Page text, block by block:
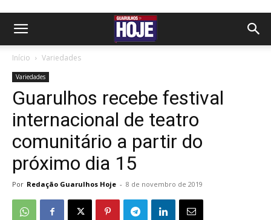
Início Variedades
Variedades
Guarulhos recebe festival
internacional de teatro
comunitário a partir do
próximo dia 15
Por Redação Guarulhos Hoje - 8 de novembro de 2019